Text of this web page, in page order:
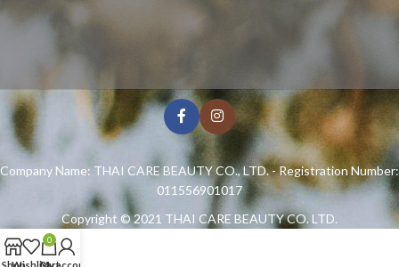
Company Name: THAI CARE BEAUTY CO., LTD. - Registration Number:
011556901017
Copyright © 2021 THAI CARE BEAUTY CO. LTD.
0